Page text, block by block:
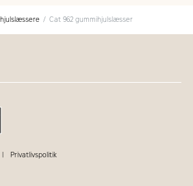
Cat 962 gummihjulslæsser
Privatlivspolitik